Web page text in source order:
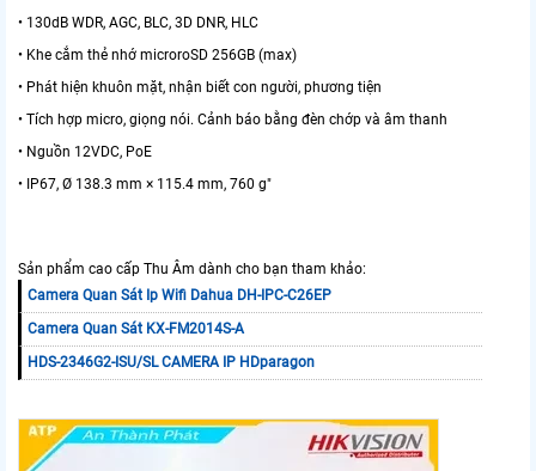
• 130dB WDR, AGC, BLC, 3D DNR, HLC
• Khe cắm thẻ nhớ microroSD 256GB (max)
• Phát hiện khuôn mặt, nhận biết con người, phương tiện
• Tích hợp micro, giọng nói. Cảnh báo bằng đèn chớp và âm thanh
• Nguồn 12VDC, PoE
• IP67, Ø 138.3 mm × 115.4 mm, 760 g"
Sản phẩm cao cấp Thu Âm dành cho bạn tham khảo:
Camera Quan Sát Ip Wifi Dahua DH-IPC-C26EP
Camera Quan Sát KX-FM2014S-A
HDS-2346G2-ISU/SL CAMERA IP HDparagon